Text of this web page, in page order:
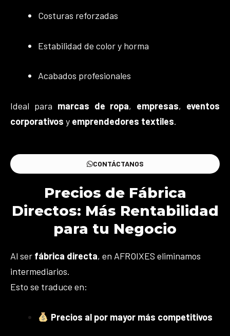
Costuras reforzadas
Estabilidad de color y horma
Acabados profesionales
Ideal para marcas de ropa, empresas, eventos
corporativos y emprendedores textiles.
CONTÁCTANOS
Precios de Fábrica
Directos: Más Rentabilidad
para tu Negocio
Al ser fábrica directa, en AFROIXES eliminamos
intermediarios.
Esto se traduce en:
Precios al por mayor más competitivos